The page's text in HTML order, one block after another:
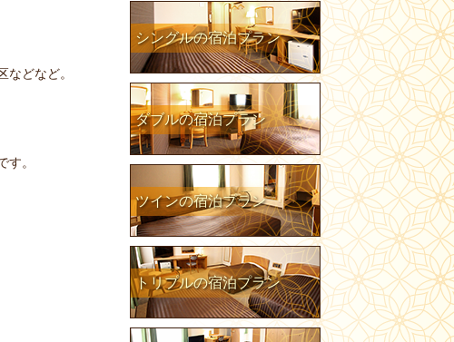
どなど。
。
シングルの宿泊プラン
ダブルの宿泊プラン
ツインの宿泊プラン
トリプルの宿泊プラン